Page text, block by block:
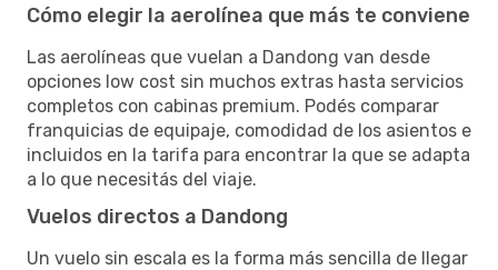
Cómo elegir la aerolínea que más te conviene
Las aerolíneas que vuelan a Dandong van desde
opciones low cost sin muchos extras hasta servicios
completos con cabinas premium. Podés comparar
franquicias de equipaje, comodidad de los asientos e
incluidos en la tarifa para encontrar la que se adapta
a lo que necesitás del viaje.
Vuelos directos a Dandong
Un vuelo sin escala es la forma más sencilla de llegar